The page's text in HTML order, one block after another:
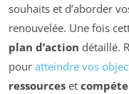
souhaits et d’aborder
renouvelée. Une fois
plan d’action détaillé.
pour atteindre vos
ressources et